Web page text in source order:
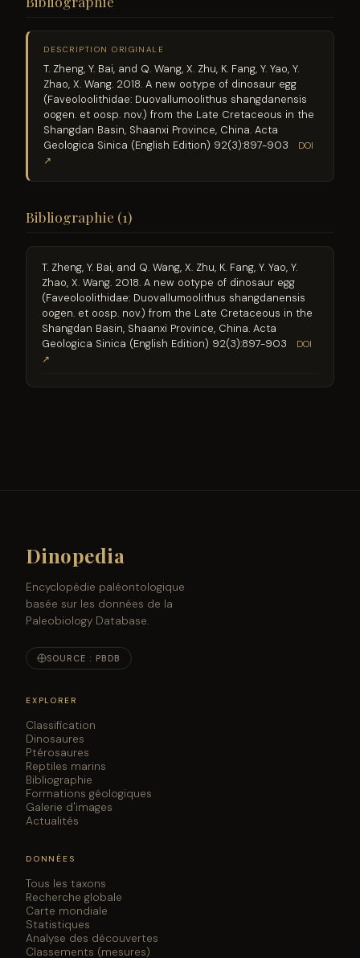
DESCRIPTION ORIGINALE
T. Zheng, Y. Bai, and Q. Wang, X. Zhu, K. Fang, Y. Yao, Y.
Zhao, X. Wang. 2018. A new ootype of dinosaur egg
(Faveoloolithidae: Duovallumoolithus shangdanensis
oogen. et oosp. nov.) from the Late Cretaceous in the
Shangdan Basin, Shaanxi Province, China. Acta
Geologica Sinica (English Edition) 92(3):897-903
DOI
↗
Bibliographie (1)
T. Zheng, Y. Bai, and Q. Wang, X. Zhu, K. Fang, Y. Yao, Y.
Zhao, X. Wang. 2018. A new ootype of dinosaur egg
(Faveoloolithidae: Duovallumoolithus shangdanensis
oogen. et oosp. nov.) from the Late Cretaceous in the
Shangdan Basin, Shaanxi Province, China. Acta
Geologica Sinica (English Edition) 92(3):897-903
DOI
↗
Dinopedia
Encyclopédie paléontologique
basée sur les données de la
Paleobiology Database.
SOURCE : PBDB
EXPLORER
Classification
Dinosaures
Ptérosaures
Reptiles marins
Bibliographie
Formations géologiques
Galerie d'images
Actualités
DONNÉES
Tous les taxons
Recherche globale
Carte mondiale
Statistiques
Analyse des découvertes
Classements (mesures)